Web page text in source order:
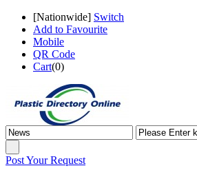
[Nationwide] Switch
Add to Favourite
Mobile
QR Code
Cart(0)
Post Your Request